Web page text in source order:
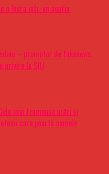
a lucra intr-un coafor
– promotor de fakenews,
privire la SIIJ
mai frumoase urări şi
care poartă numele